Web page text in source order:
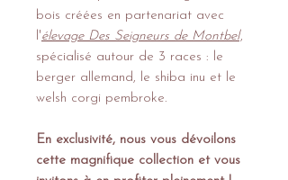
bois créées en partenariat avec
l'élevage Des Seigneurs de Montbel,
spécialisé autour de 3 races : le
berger allemand, le shiba inu et le
welsh corgi pembroke.
En exclusivité, nous vous dévoilons
cette magnifique collection et vous